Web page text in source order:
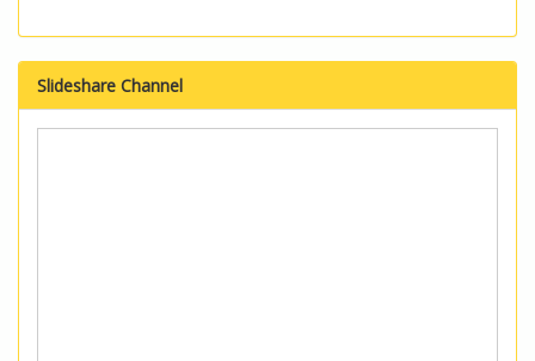
Slideshare Channel